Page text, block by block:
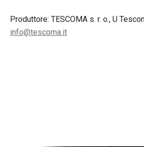
Produttore: TESCOMA s. r. o., U
info@tescoma.it